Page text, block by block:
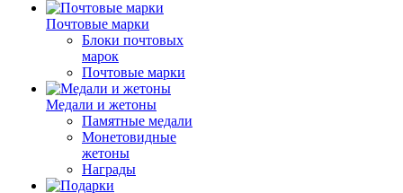
Почтовые марки
Блоки почтовых
марок
Почтовые марки
Медали и жетоны
Памятные медали
Монетовидные
жетоны
Награды